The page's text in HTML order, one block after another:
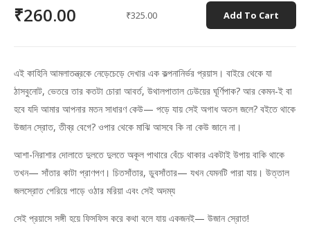
₹260.00 ₹325.00 Add To Cart
এই কাহিনি আমলাতন্ত্রকে নেড়েচেড়ে দেখার এক কল্পনানির্ভর প্রয়াস। বাইরে থেকে যা
ঠাসবুনোট, ভেতরে তার কতটা চোরা আবর্ত, উথালপাতাল ঢেউয়ের ঘূর্ণিপাক? আর কেমন-ই বা
হবে যদি আমার আপনার মতন সাধারণ কেউ— পড়ে যায় সেই অগাধ অতল জলে? বইতে থাকে
উজান স্রোত, তীব্র বেগে? ওপার থেকে মাঝি আসবে কি না কেউ জানে না।
আশা-নিরাশার দোলাতে দুলতে দুলতে অকূল পাথারে বেঁচে থাকার একটাই উপায় বাকি থাকে
তখন— সাঁতার কাটা প্রাণপণ। চিতসাঁতার, ডুবসাঁতার— যখন যেমনটি পারা যায়। উত্তাল
জলস্রোত পেরিয়ে পাড়ে ওঠার মরিয়া এবং সেই অদম্য
সেই প্রয়াসে সঙ্গী হয়ে ফিসফিস করে কথা বলে যায় একজনই— উজান স্রোত!